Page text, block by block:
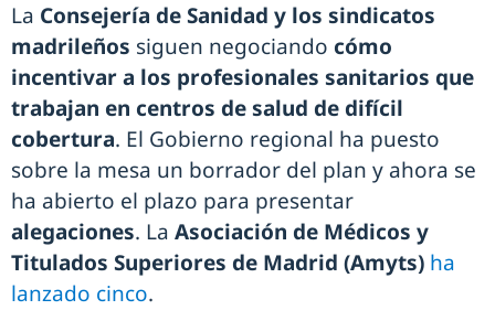
La Consejería de Sanidad y los sindicatos
madrileños siguen negociando cómo
incentivar a los profesionales sanitarios que
trabajan en centros de salud de difícil
cobertura. El Gobierno regional ha puesto
sobre la mesa un borrador del plan y ahora se
ha abierto el plazo para presentar
alegaciones. La Asociación de Médicos y
Titulados Superiores de Madrid (Amyts) ha
lanzado cinco.